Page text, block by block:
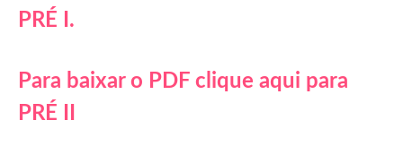
PRÉ I.
Para baixar o PDF clique aqui para
PRÉ II